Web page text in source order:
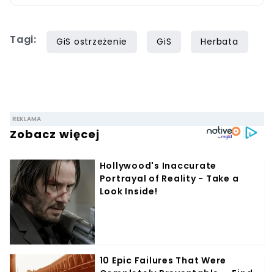
siedem lat, lecz gotowaniem i pisaniem o
Tagi: GiS ostrzeżenie GiS Herbata